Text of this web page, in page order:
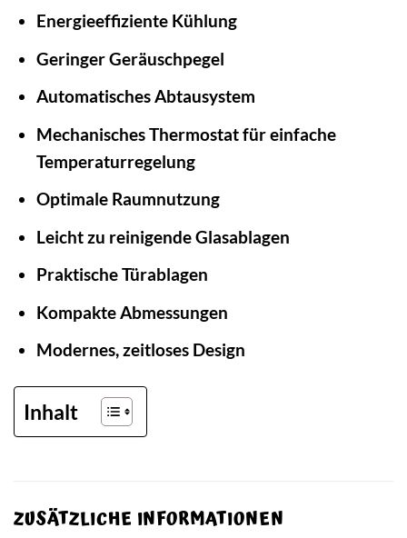
Energieeffiziente Kühlung
Geringer Geräuschpegel
Automatisches Abtausystem
Mechanisches Thermostat für einfache
Temperaturregelung
Optimale Raumnutzung
Leicht zu reinigende Glasablagen
Praktische Türablagen
Kompakte Abmessungen
Modernes, zeitloses Design
Inhalt
ZUSÄTZLICHE INFORMATIONEN